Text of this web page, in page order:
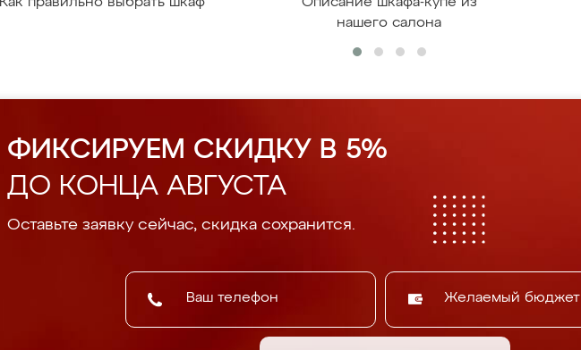
нашего салона
ФИКСИРУЕМ СКИДКУ В 5%
ДО КОНЦА АВГУСТА
Оставьте заявку сейчас, скидка сохранится.
Желаемый бюджет